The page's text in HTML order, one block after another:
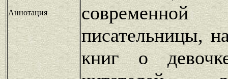
Аннотация
писательницы,
книг о